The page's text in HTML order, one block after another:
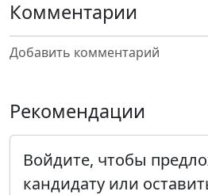
Комментарии
Добавить комментарий
Рекомендации
Войдите, чтобы
кандидату или